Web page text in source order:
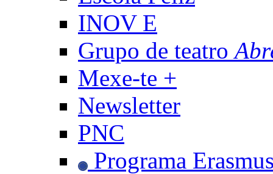
INOV E
Grupo de teatro
Mexe-te +
Newsletter
PNC
Programa